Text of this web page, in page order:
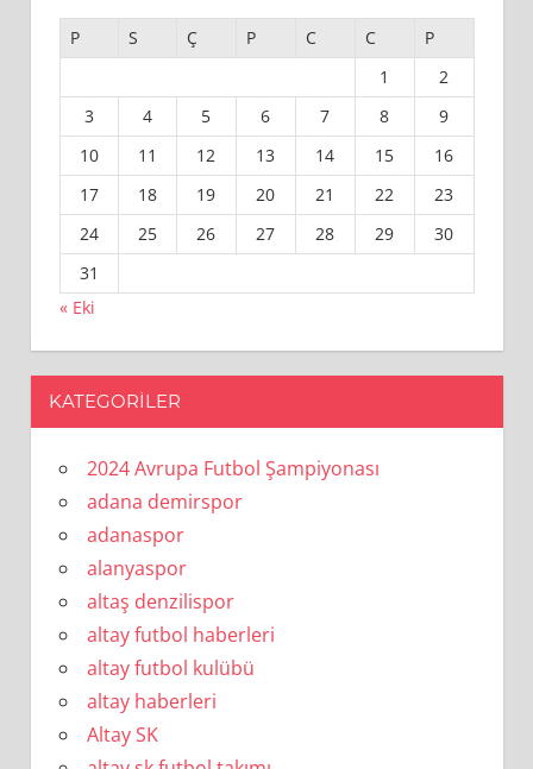
P S Ç P C C
P
1
2
3
4 5 6 7 8
9
10
11 12 13 14 15
16
17
18 19 20 21 22
23
24
25 26 27 28 29
30
31
« Eki
KATEGORILER
2024 Avrupa Futbol Şampiyonası
adana demirspor
adanaspor
alanyaspor
altaş denzilispor
altay futbol haberleri
altay futbol kulübü
altay haberleri
Altay SK